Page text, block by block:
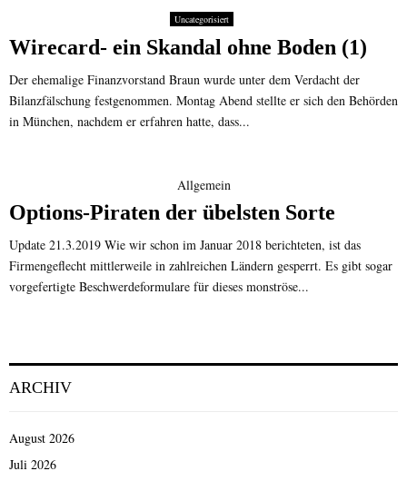
Uncategorisiert
Wirecard- ein Skandal ohne Boden (1)
Der ehemalige Finanzvorstand Braun wurde unter dem Verdacht der
Bilanzfälschung festgenommen. Montag Abend stellte er sich den Behörden
in München, nachdem er erfahren hatte, dass...
Allgemein
Options-Piraten der übelsten Sorte
Update 21.3.2019 Wie wir schon im Januar 2018 berichteten, ist das
Firmengeflecht mittlerweile in zahlreichen Ländern gesperrt. Es gibt sogar
vorgefertigte Beschwerdeformulare für dieses monströse...
ARCHIV
August 2026
Juli 2026